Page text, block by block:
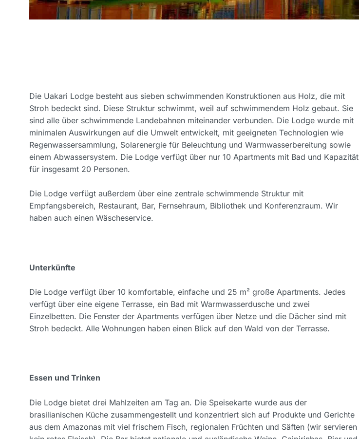
Die Uakari Lodge besteht aus sieben schwimmenden Konstruktionen aus Holz, die mit
Stroh bedeckt sind. Diese Struktur schwimmt, weil auf schwimmendem Holz gebaut. Sie
sind alle über schwimmende Landebahnen miteinander verbunden. Die Lodge wurde mit
minimalen Auswirkungen auf die Umwelt entwickelt, mit geeigneten Technologien wie
Regenwassersammlung, Solarenergie für Beleuchtung und Warmwasserbereitung sowie
einem Abwassersystem. Die Lodge verfügt über nur 10 Apartments mit Bad und Kapazität
für insgesamt 20 Personen.
Die Lodge verfügt außerdem über eine zentrale schwimmende Struktur mit
Empfangsbereich, Restaurant, Bar, Fernsehraum, Bibliothek und Konferenzraum. Wir
haben auch einen Wäscheservice.
Unterkünfte
Die Lodge verfügt über 10 komfortable, einfache und 25 m² große Apartments. Jedes
verfügt über eine eigene Terrasse, ein Bad mit Warmwasserdusche und zwei
Einzelbetten. Die Fenster der Apartments verfügen über Netze und die Dächer sind mit
Stroh bedeckt. Alle Wohnungen haben einen Blick auf den Wald von der Terrasse.
Essen und Trinken
Die Lodge bietet drei Mahlzeiten am Tag an. Die Speisekarte wurde aus der
brasilianischen Küche zusammengestellt und konzentriert sich auf Produkte und Gerichte
aus dem Amazonas mit viel frischem Fisch, regionalen Früchten und Säften (wir servieren